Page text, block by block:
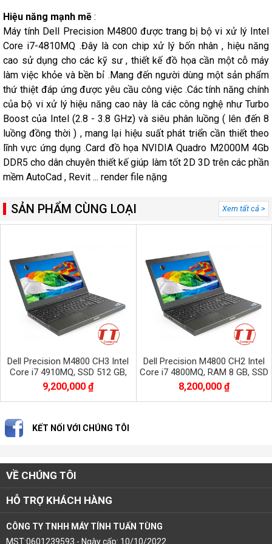
Hiệu năng mạnh mẽ :
Máy tính Dell Precision M4800 được trang bị bộ vi xử lý Intel
Core i7-4810MQ .Đây là con chip xử lý bốn nhân , hiệu năng
cao sử dụng cho các kỹ sư , thiết kế đồ họa cần một cỗ máy
làm việc khỏe và bền bỉ .Mang đến người dùng một sản phẩm
thứ thiệt đáp ứng được yêu cầu công việc .Các tính năng chính
của bộ vi xử lý hiệu năng cao này là các công nghệ như Turbo
Boost của Intel (2.8 - 3.8 GHz) và siêu phân luồng ( lên đến 8
luồng đồng thời ) , mang lại hiệu suất phát triển cần thiết theo
lĩnh vực ứng dụng .Card đồ họa NVIDIA Quadro M2000M 4Gb
DDR5 cho dân chuyên thiết kế giúp làm tốt 2D 3D trên các phần
mềm AutoCad , Revit ... render file nặng
Xem tất cả >
SẢN PHẨM CÙNG LOẠI
Dell Precision M4800 CH3 Intel
Core i7 4910MQ, SSD 512 GB,
HDD 1 TB, NVIDIA QUADRO
K2100M
9,200,000 ₫
Dell Precision M4800 CH2 Intel
Core i7 4800MQ, RAM 8 GB, SSD
256 GB, HDD 500 GB,NVIDIA
QUADRO K2100M
8,200,000 ₫
KẾT NỐI VỚI CHÚNG TÔI
VỀ CHÚNG TÔI
HỖ TRỢ KHÁCH HÀNG
CÔNG TY TNHH MÁY TÍNH TUẤN TÙNG
MST:0601239593 - Ngày cấp: 10/10/2022